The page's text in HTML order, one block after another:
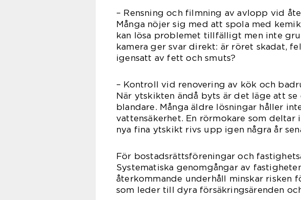
– Rensning och filmning av avlopp vid
Många nöjer sig med att spola med
kan lösa problemet tillfälligt men inte
kamera ger svar direkt: är röret skadat,
igensatt av fett och smuts?
– Kontroll vid renovering av kök och
När ytskikten ändå byts är det läge att
blandare. Många äldre lösningar håller
vattensäkerhet. En rörmokare som
nya fina ytskikt rivs upp igen några år
För bostadsrättsföreningar och
Systematiska genomgångar av
återkommande underhåll minskar risken
som leder till dyra försäkringsärenden